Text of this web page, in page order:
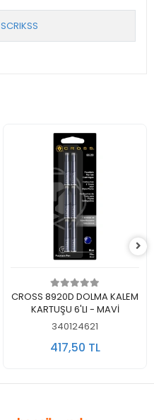
SCRIKSS
Sepete Ekle
CROSS 8920D DOLMA KALEM
KARTUŞU 6'LI - MAVİ
340124621
417,50 TL